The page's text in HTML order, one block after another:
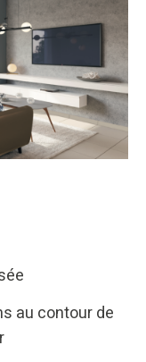
au contour de